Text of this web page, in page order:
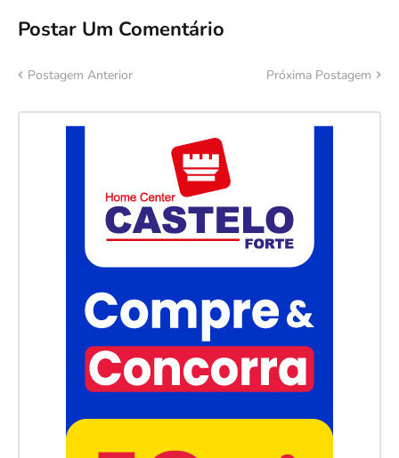
Postar Um Comentário
Postagem Anterior Próxima Postagem